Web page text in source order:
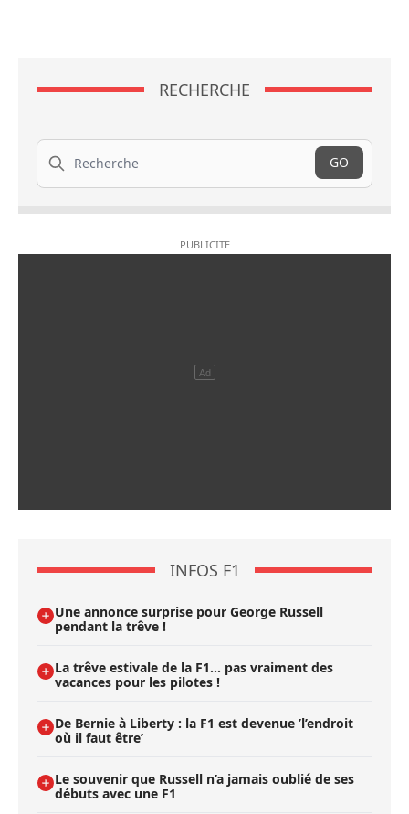
RECHERCHE
Recherche
GO
INFOS F1
Une annonce surprise pour George Russell
pendant la trêve !
La trêve estivale de la F1... pas vraiment des
vacances pour les pilotes !
De Bernie à Liberty : la F1 est devenue ’l’endroit
où il faut être’
Le souvenir que Russell n’a jamais oublié de ses
débuts avec une F1